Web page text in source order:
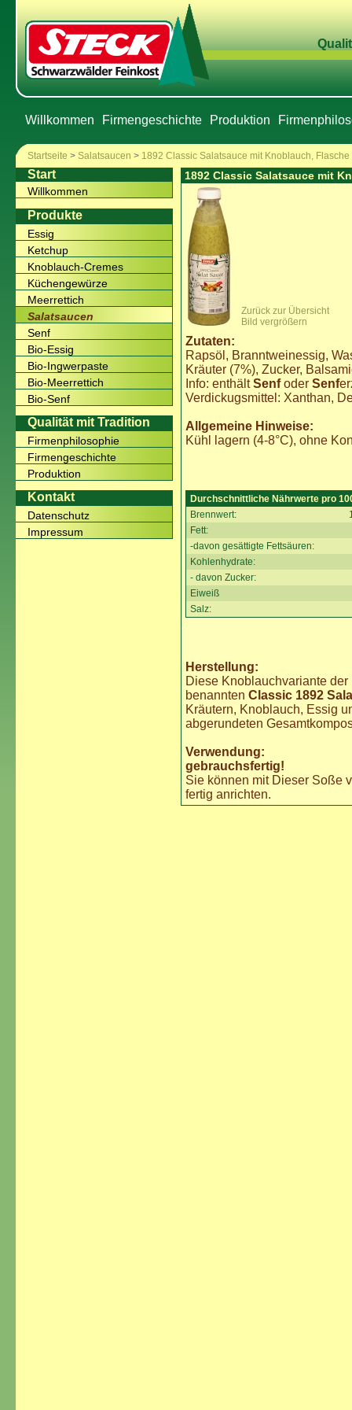
Willkommen Firmengeschichte Produktion
Startseite > Salatsaucen > 1892 Classic Salatsauce mit Knoblauch,
Start
Willkommen
Produkte
Essig
Ketchup
Knoblauch-Cremes
Küchengewürze
Meerrettich
Salatsaucen
Senf
Bio-Essig
Bio-Ingwerpaste
Bio-Meerrettich
Bio-Senf
Qualität mit Tradition
Firmenphilosophie
Firmengeschichte
Produktion
Kontakt
Datenschutz
Impressum
1892 Classic Salatsauce mit
Zurück zur Übersicht
Bild vergrößern
Zutaten:
Rapsöl, Branntweinessig,
Kräuter (7%), Zucker,
Info: enthältSenfoder Senf
Verdickugsmittel: Xanthan,
Allgemeine Hinweise:
Kühl lagern (4-8°C), ohne
Durchschnittliche Nährwerte pro
Brennwert:
Fett:
-davon gesättigte Fettsäuren:
Kohlenhydrate:
- davon Zucker:
Eiweiß
Salz:
Herstellung:
Diese Knoblauchvariante
benannten Classic 1892
Kräutern, Knoblauch, Essig
abgerundeten
Verwendung:
gebrauchsfertig!
Sie können mit Dieser Soße
fertig anrichten.